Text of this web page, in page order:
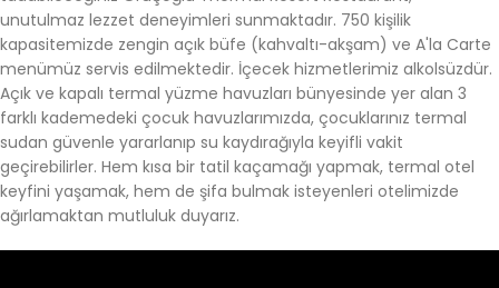
unutulmaz lezzet deneyimleri sunmaktadır. 750 kişilik
kapasitemizde zengin açık büfe (kahvaltı-akşam) ve A'la Carte
menümüz servis edilmektedir. İçecek hizmetlerimiz alkolsüzdür.
Açık ve kapalı termal yüzme havuzları bünyesinde yer alan 3
farklı kademedeki çocuk havuzlarımızda, çocuklarınız termal
sudan güvenle yararlanıp su kaydırağıyla keyifli vakit
geçirebilirler. Hem kısa bir tatil kaçamağı yapmak, termal otel
keyfini yaşamak, hem de şifa bulmak isteyenleri otelimizde
ağırlamaktan mutluluk duyarız.